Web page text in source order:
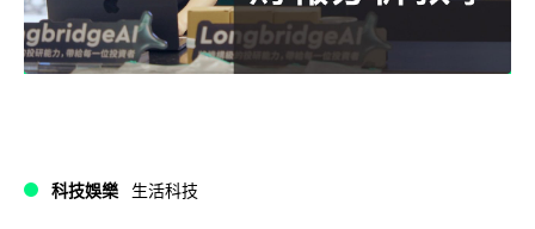
科技娛樂 生活科技